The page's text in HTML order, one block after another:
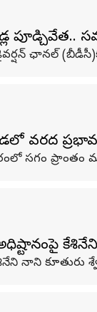
ఛానల్‌
వరద
ప్రాంతం
నాని